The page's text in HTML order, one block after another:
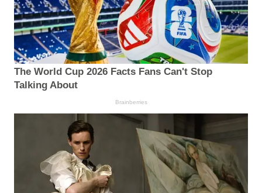
The World Cup 2026 Facts Fans Can't Stop
Talking About
Brainberries